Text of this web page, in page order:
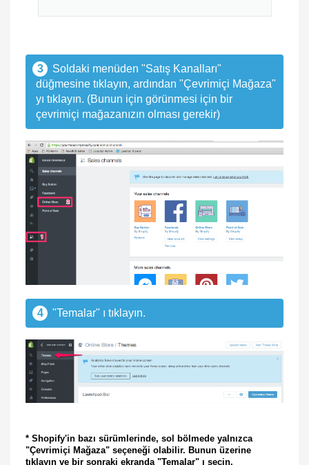
3
Soldaki menüden "Satış Kanalları"
düğmesine tıklayın, ardından "Çevrimiçi Mağaza"
yı tıklayın. (Bunun için görünmesi için bir
çevrimiçi mağazanızın olması gerekir)
4 "Temalar" ı tıklayın.
* Shopify'in bazı sürümlerinde, sol bölmede yalnızca
"Çevrimiçi Mağaza" seçeneği olabilir. Bunun üzerine
tıklayın ve bir sonraki ekranda "Temalar" ı seçin.